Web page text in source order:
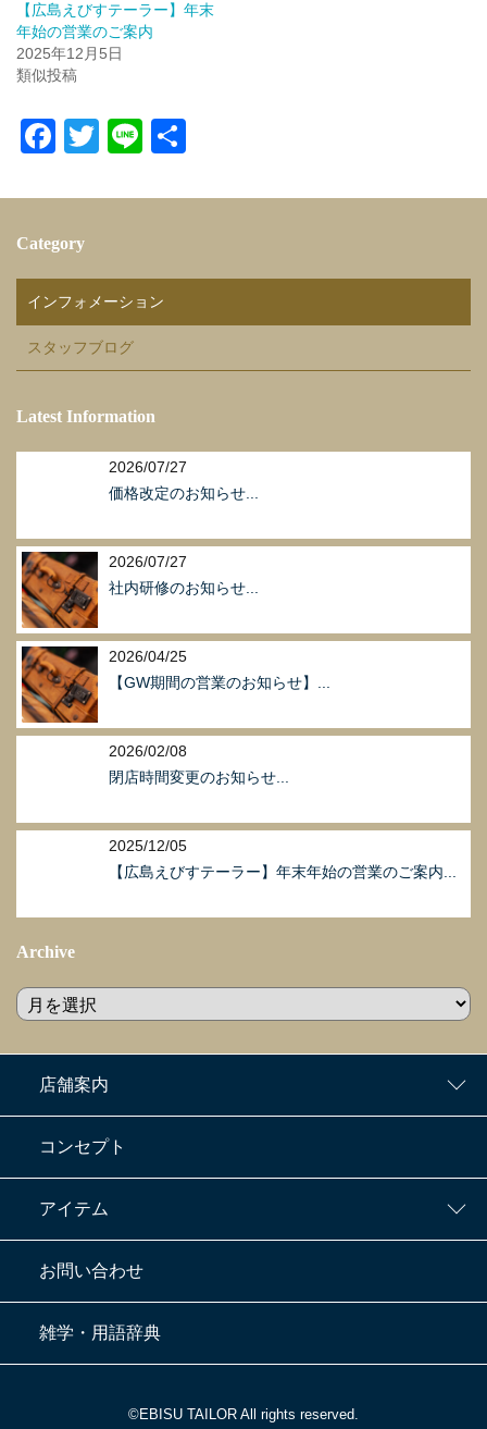
【広島えびすテーラー】年末
年始の営業のご案内
2025年12月5日
類似投稿
F
c
e
b
o
o
k
T
tt
Li
e
Category
インフォメーション
スタッフブログ
Latest Information
2026/07/27
価格改定のお知らせ...
2026/07/27
社内研修のお知らせ...
2026/04/25
【GW期間の営業のお知らせ】...
2026/02/08
閉店時間変更のお知らせ...
2025/12/05
【広島えびすテーラー】年末年始の営業のご案内...
Archive
店舗案内
コンセプト
アイテム
お問い合わせ
雑学・用語辞典
©EBISU TAILOR All rights reserved.